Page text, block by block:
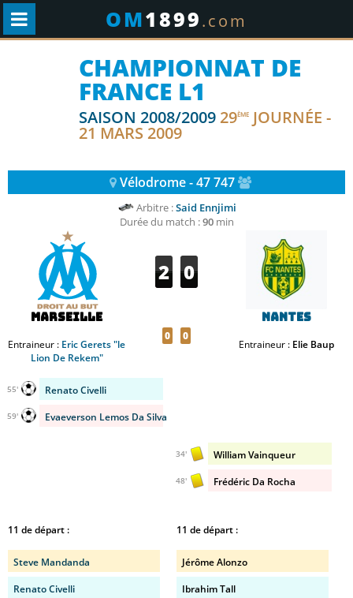
OM1899.com
CHAMPIONNAT DE
FRANCE L1
SAISON 2008/2009 29ÈME JOURNÉE -
21 MARS 2009
Vélodrome - 47 747
Arbitre :Said Ennjimi
Durée du match :90min
Marseille
Entraineur : Eric Gerets "le
Lion De Rekem"
2 0
0 0
Nantes
Entraineur : Elie Baup
Renato Civelli
55'
Evaeverson Lemos Da Silva
59'
William Vainqueur
34'
Frédéric Da Rocha
48'
11 de départ :
Steve Mandanda
Renato Civelli
11 de départ :
Jérôme Alonzo
Ibrahim Tall